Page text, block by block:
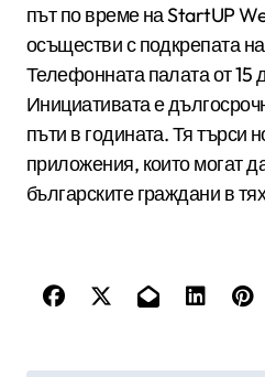
път по време на StartUP
осъществи с подкрепата
Телефонната палата от 15
Инициативата е
пъти в годината. Тя търси
приложения, които могат
българските граждани в